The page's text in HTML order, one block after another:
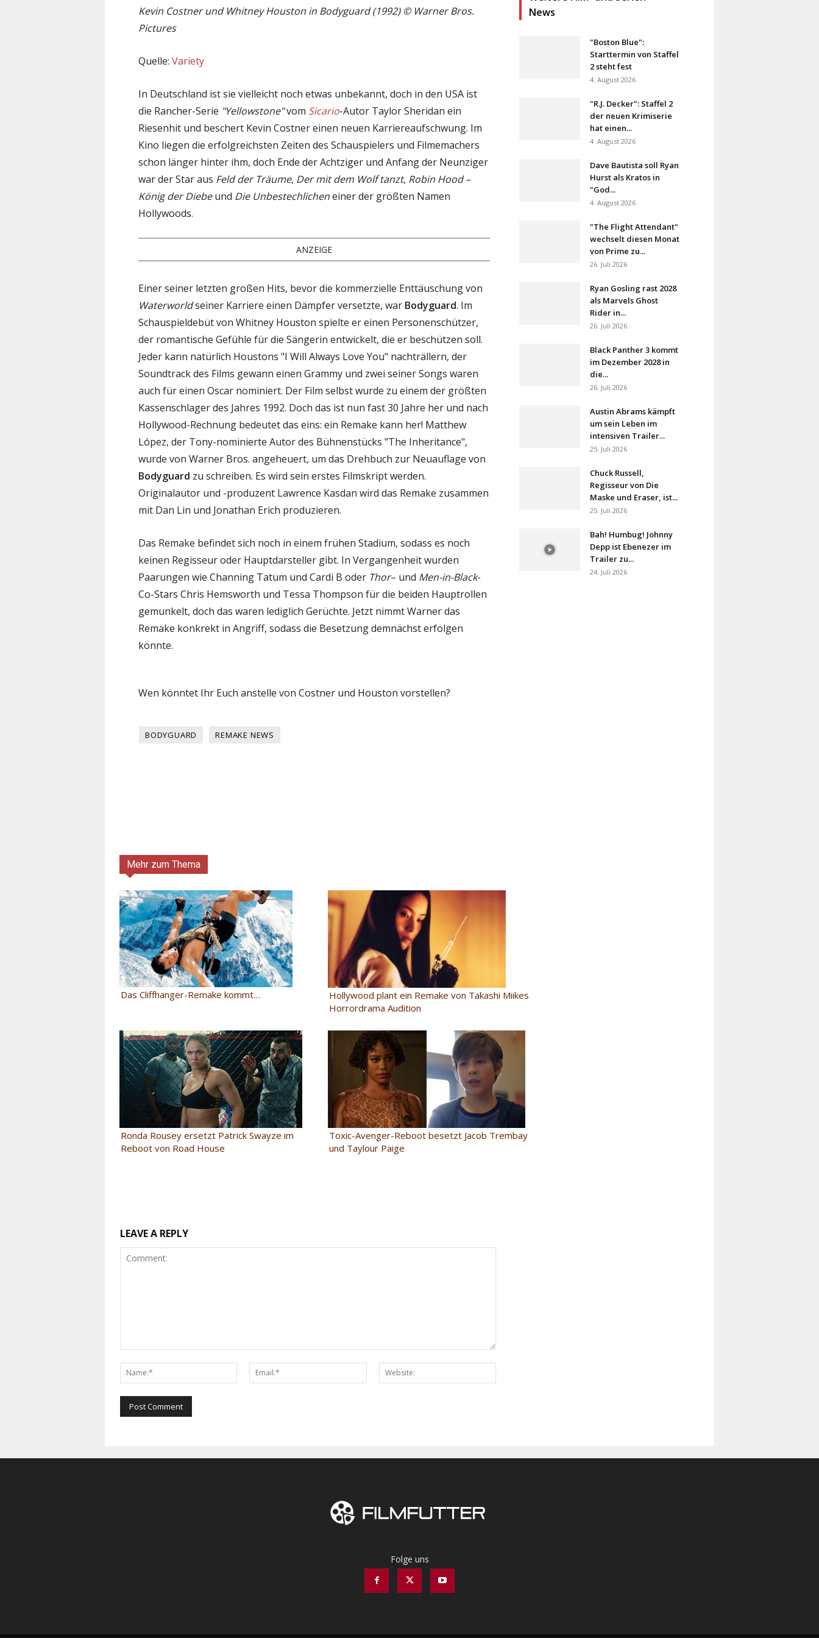
Kevin Costner und Whitney Houston in Bodyguard (1992) © Warner Bros.
Pictures
Quelle: Variety
In Deutschland ist sie vielleicht noch etwas unbekannt, doch in den USA ist
die Rancher-Serie "Yellowstone"vom Sicario-Autor Taylor Sheridan ein
Riesenhit und beschert Kevin Costner einen neuen Karriereaufschwung. Im
Kino liegen die erfolgreichsten Zeiten des Schauspielers und Filmemachers
schon länger hinter ihm, doch Ende der Achtziger und Anfang der Neunziger
war der Star aus Feld der Träume, Der mit dem Wolf tanzt, Robin Hood –
König der Diebeund Die Unbestechlicheneiner der größten Namen
Hollywoods.
ANZEIGE
Einer seiner letzten großen Hits, bevor die kommerzielle Enttäuschung von
Waterworldseiner Karriere einen Dämpfer versetzte, war Bodyguard. Im
Schauspieldebüt von Whitney Houston spielte er einen Personenschützer,
der romantische Gefühle für die Sängerin entwickelt, die er beschützen soll.
Jeder kann natürlich Houstons "I Will Always Love You" nachträllern, der
Soundtrack des Films gewann einen Grammy und zwei seiner Songs waren
auch für einen Oscar nominiert. Der Film selbst wurde zu einem der größten
Kassenschlager des Jahres 1992. Doch das ist nun fast 30 Jahre her und nach
Hollywood-Rechnung bedeutet das eins: ein Remake kann her! Matthew
López, der Tony-nominierte Autor des Bühnenstücks "The Inheritance",
wurde von Warner Bros. angeheuert, um das Drehbuch zur Neuauflage von
Bodyguard zu schreiben. Es wird sein erstes Filmskript werden.
Originalautor und -produzent Lawrence Kasdan wird das Remake zusammen
mit Dan Lin und Jonathan Erich produzieren.
Das Remake befindet sich noch in einem frühen Stadium, sodass es noch
keinen Regisseur oder Hauptdarsteller gibt. In Vergangenheit wurden
Paarungen wie Channing Tatum und Cardi B oder Thor– und Men-in-Black-
Co-Stars Chris Hemsworth und Tessa Thompson für die beiden Hauptrollen
gemunkelt, doch das waren lediglich Gerüchte. Jetzt nimmt Warner das
Remake konkrekt in Angriff, sodass die Besetzung demnächst erfolgen
könnte.
Wen könntet Ihr Euch anstelle von Costner und Houston vorstellen?
BODYGUARD REMAKE NEWS
News
"Boston Blue":
Starttermin von Staffel
2 steht fest
4. August 2026
"R.J. Decker": Staffel 2
der neuen Krimiserie
hat einen...
4. August 2026
Dave Bautista soll Ryan
Hurst als Kratos in
"God...
4. August 2026
"The Flight Attendant"
wechselt diesen Monat
von Prime zu...
26. Juli 2026
Ryan Gosling rast 2028
als Marvels Ghost
Rider in...
26. Juli 2026
Black Panther 3 kommt
im Dezember 2028 in
die...
26. Juli 2026
Austin Abrams kämpft
um sein Leben im
intensiven Trailer...
25. Juli 2026
Chuck Russell,
Regisseur von Die
Maske und Eraser, ist...
25. Juli 2026
Bah! Humbug! Johnny
Depp ist Ebenezer im
Trailer zu...
24. Juli 2026
Mehr zum Thema
Das Cliffhanger-Remake kommt…
Hollywood plant ein Remake von Takashi Miikes
Horrordrama Audition
Ronda Rousey ersetzt Patrick Swayze im
Reboot von Road House
Toxic-Avenger-Reboot besetzt Jacob Trembay
und Taylour Paige
LEAVE A REPLY
Name:*
Email:*
Folge uns